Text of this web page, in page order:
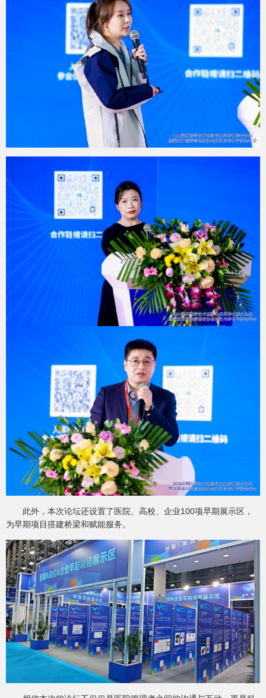
此外，本次论坛还设置了医院、高校、企业100项早期展示区，
为早期项目搭建桥梁和赋能服务。